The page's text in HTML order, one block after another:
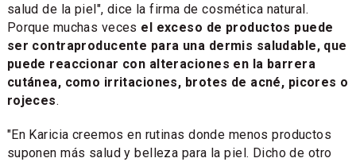
salud de la piel", dice la firma de cosmética natural.
Porque muchas veces el exceso de productos puede
ser contraproducente para una dermis saludable, que
puede reaccionar con alteraciones en la barrera
cutánea, como irritaciones, brotes de acné, picores o
rojeces.
"En Karicia creemos en rutinas donde menos productos
suponen más salud y belleza para la piel. Dicho de otro